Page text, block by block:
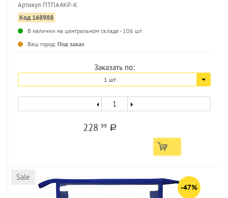
Артикул ПТПА4КР-К
Код 168988
В наличии на центральном складе - 106 шт.
Ваш город: Под заказ
Заказать по:
1 шт.
22899 a
Sale
-47%